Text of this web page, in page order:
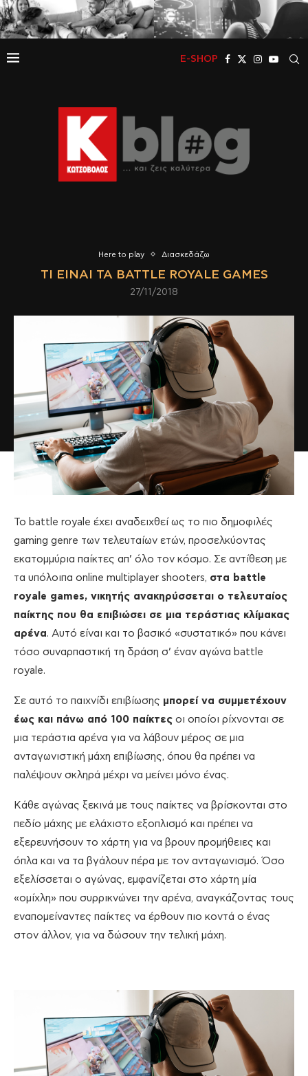
E-SHOP
Here to play Διασκεδάζω
ΤΊ ΕΊΝΑΙ ΤΑ BATTLE ROYALE GAMES
27/11/2018
Το battle royale έχει αναδειχθεί ως το πιο δημοφιλές
gaming genre των τελευταίων ετών, προσελκύοντας
εκατομμύρια παίκτες απ’ όλο τον κόσμο. Σε αντίθεση με
τα υπόλοιπα online multiplayer shooters, στα battle
royale games, νικητής ανακηρύσσεται ο τελευταίος
παίκτης που θα επιβιώσει σε μια τεράστιας κλίμακας
αρένα. Αυτό είναι και το βασικό «συστατικό» που κάνει
τόσο συναρπαστική τη δράση σ’ έναν αγώνα battle
royale.
Σε αυτό το παιχνίδι επιβίωσης μπορεί να συμμετέχουν
έως και πάνω από 100 παίκτες οι οποίοι ρίχνονται σε
μια τεράστια αρένα για να λάβουν μέρος σε μια
ανταγωνιστική μάχη επιβίωσης, όπου θα πρέπει να
παλέψουν σκληρά μέχρι να μείνει μόνο ένας.
Κάθε αγώνας ξεκινά με τους παίκτες να βρίσκονται στο
πεδίο μάχης με ελάχιστο εξοπλισμό και πρέπει να
εξερευνήσουν το χάρτη για να βρουν προμήθειες και
όπλα και να τα βγάλουν πέρα με τον ανταγωνισμό. Όσο
εξελίσσεται ο αγώνας, εμφανίζεται στο χάρτη μία
«ομίχλη» που συρρικνώνει την αρένα, αναγκάζοντας τους
εναπομείναντες παίκτες να έρθουν πιο κοντά ο ένας
στον άλλον, για να δώσουν την τελική μάχη.